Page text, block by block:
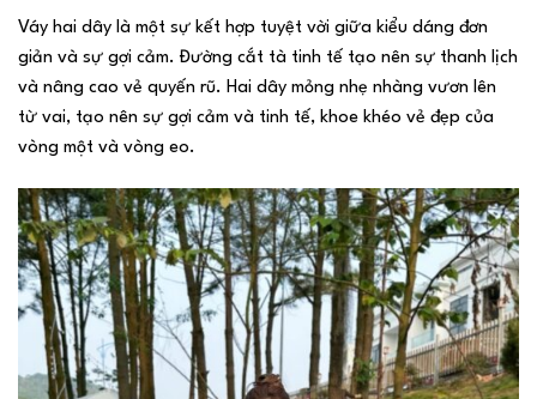
Váy hai dây là một sự kết hợp tuyệt vời giữa kiểu dáng đơn
giản và sự gợi cảm. Đường cắt tà tinh tế tạo nên sự thanh lịch
và nâng cao vẻ quyến rũ. Hai dây mỏng nhẹ nhàng vươn lên
từ vai, tạo nên sự gợi cảm và tinh tế, khoe khéo vẻ đẹp của
vòng một và vòng eo.